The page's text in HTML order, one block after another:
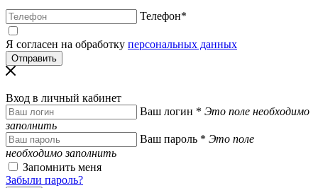
Телефон*
Я согласен на обработку персональных данных
Вход в личный кабинет
Ваш логин * Это поле необходимо
заполнить
Ваш пароль * Это поле
необходимо заполнить
Запомнить меня
Забыли пароль?